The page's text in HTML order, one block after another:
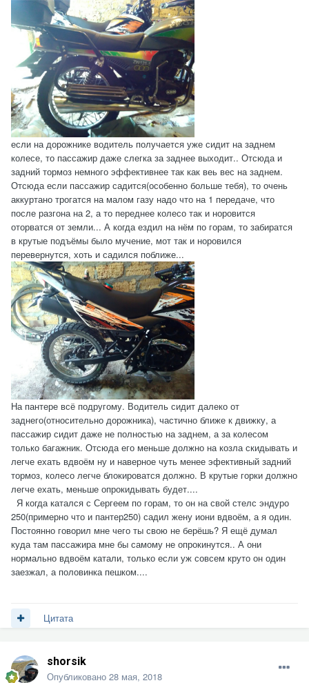
если на дорожнике водитель получается уже сидит на заднем
колесе, то пассажир даже слегка за заднее выходит.. Отсюда и
задний тормоз немного эффективнее так как веь вес на заднем.
Отсюда если пассажир садится(особенно больше тебя), то очень
аккуртано трогатся на малом газу надо что на 1 передаче, что
после разгона на 2, а то переднее колесо так и норовится
оторватся от земли... А когда ездил на нём по горам, то забиратся
в крутые подъёмы было мучение, мот так и норовился
перевернутся, хоть и садился поближе...
На пантере всё подругому. Водитель сидит далеко от
заднего(относительно дорожника), частично ближе к движку, а
пассажир сидит даже не полностью на заднем, а за колесом
только багажник. Отсюда его меньше должно на козла скидывать и
легче ехать вдвоём ну и наверное чуть менее эфективный задний
тормоз, колесо легче блокироватся должно. В крутые горки должно
легче ехать, меньше опрокидывать будет....
Я когда катался с Сергеем по горам, то он на свой стелс эндуро
250(примерно что и пантер250) садил жену иони вдвоём, а я один.
Постоянно говорил мне чего ты свою не берёшь? Я ещё думал
куда там пассажира мне бы самому не опрокинутся.. А они
нормально вдвоём катали, только если уж совсем круто он один
заезжал, а половинка пешком....
Цитата
shorsik
Опубликовано 28 мая, 2018